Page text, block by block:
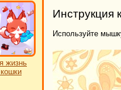
жизнь
Инструкция
Используйте